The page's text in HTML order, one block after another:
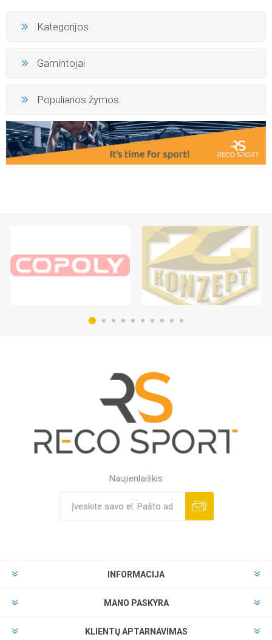
Kategorijos
Gamintojai
Populiarios žymos
Naujienlaiškis
INFORMACIJA
MANO PASKYRA
KLIENTŲ APTARNAVIMAS